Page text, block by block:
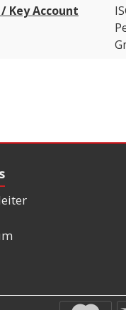
Key Account